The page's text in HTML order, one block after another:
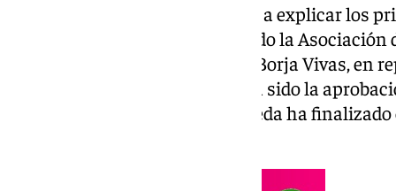
En primer lugar, ha comenzado a explicar los
asamblea, donde han participado la
adelante, APA) , Jesús Burgos y Borja Vivas,
de Málaga. Lo más resaltable ha sido la
2024, donde el club de La Rosaleda ha